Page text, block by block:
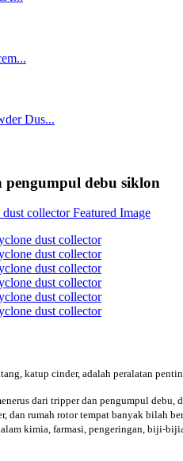
debu siklon
katup cinder, adalah peralatan
dari tripper dan pengumpul
rumah rotor tempat banyak bilah
kimia, farmasi, pengeringan, biji-